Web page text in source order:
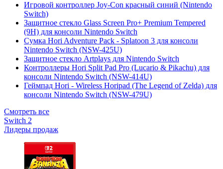
Игровой контроллер Joy-Con красный синий (Nintendo
Switch)
Защитное стекло Glass Screen Pro+ Premium Tempered
(9H) для консоли Nintendo Switch
Сумка Hori Adventure Pack - Splatoon 3 для консоли
Nintendo Switch (NSW-425U)
Защитное стекло Artplays для Nintendo Switch
Контроллеры Hori Split Pad Pro (Lucario & Pikachu) для
консоли Nintendo Switch (NSW-414U)
Геймпад Hori - Wireless Horipad (The Legend of Zelda) для
консоли Nintendo Switch (NSW-479U)
Смотреть все
Switch 2
Лидеры продаж